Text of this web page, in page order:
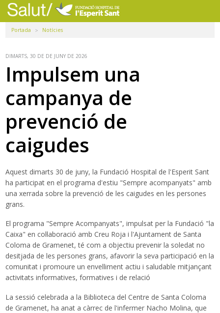
Navegació
principal
Usuaris
Professionals
Docència
Recerca
La FHES
Intranet
Cercador
Traductor
Portada Notícies
DIMARTS, 30 DE DE JUNY DE 2026
Impulsem una
campanya de
prevenció de
caigudes
Aquest dimarts 30 de juny, la Fundació Hospital de l'Esperit Sant
ha participat en el programa d'estiu "Sempre acompanyats" amb
una xerrada sobre la prevenció de les caigudes en les persones
grans.
El programa "Sempre Acompanyats", impulsat per la Fundació "la
Caixa" en col·laboració amb Creu Roja i l'Ajuntament de Santa
Coloma de Gramenet, té com a objectiu prevenir la soledat no
desitjada de les persones grans, afavorir la seva participació en la
comunitat i promoure un envelliment actiu i saludable mitjançant
activitats informatives, formatives i de relació
La sessió celebrada a la Biblioteca del Centre de Santa Coloma
de Gramenet, ha anat a càrrec de l'infermer Nacho Molina, que